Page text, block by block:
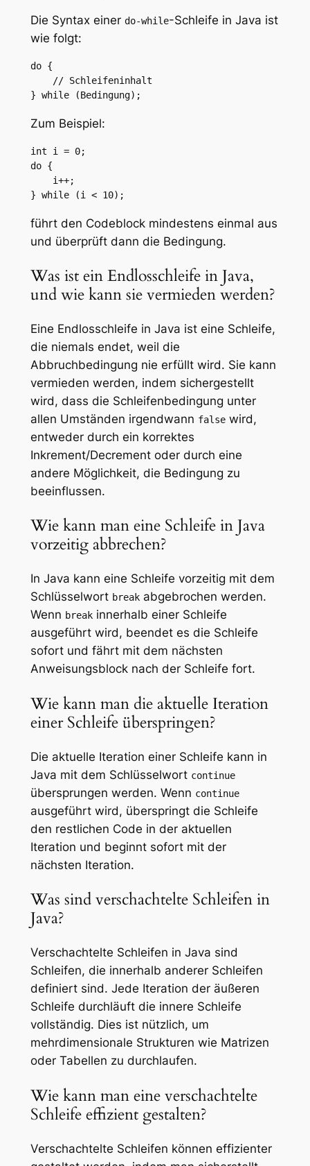
Die Syntax einer do-while-Schleife in Java ist
wie folgt:
do {
} while (Bedingung);
Zum Beispiel:
int i = 0;
do {
} while (i < 10);
führt den Codeblock mindestens einmal aus
und überprüft dann die Bedingung.
Was ist ein Endlosschleife in Java,
und wie kann sie vermieden werden?
Eine Endlosschleife in Java ist eine Schleife,
die niemals endet, weil die
Abbruchbedingung nie erfüllt wird. Sie kann
vermieden werden, indem sichergestellt
wird, dass die Schleifenbedingung unter
allen Umständen irgendwann falsewird,
entweder durch ein korrektes
Inkrement/Decrement oder durch eine
andere Möglichkeit, die Bedingung zu
beeinflussen.
Wie kann man eine Schleife in Java
vorzeitig abbrechen?
In Java kann eine Schleife vorzeitig mit dem
Schlüsselwort breakabgebrochen werden.
Wenn breakinnerhalb einer Schleife
ausgeführt wird, beendet es die Schleife
sofort und fährt mit dem nächsten
Anweisungsblock nach der Schleife fort.
Wie kann man die aktuelle Iteration
einer Schleife überspringen?
Die aktuelle Iteration einer Schleife kann in
Java mit dem Schlüsselwort continue
übersprungen werden. Wenn continue
ausgeführt wird, überspringt die Schleife
den restlichen Code in der aktuellen
Iteration und beginnt sofort mit der
nächsten Iteration.
Was sind verschachtelte Schleifen in
Java?
Verschachtelte Schleifen in Java sind
Schleifen, die innerhalb anderer Schleifen
definiert sind. Jede Iteration der äußeren
Schleife durchläuft die innere Schleife
vollständig. Dies ist nützlich, um
mehrdimensionale Strukturen wie Matrizen
oder Tabellen zu durchlaufen.
Wie kann man eine verschachtelte
Schleife effizient gestalten?
Verschachtelte Schleifen können effizienter